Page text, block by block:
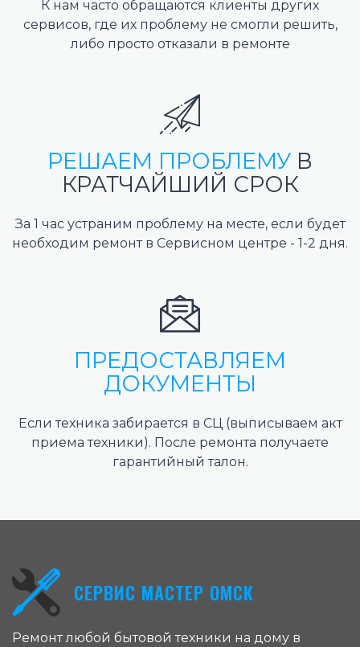
К нам часто обращаются клиенты других
сервисов, где их проблему не смогли решить,
либо просто отказали в ремонте
РЕШАЕМ ПРОБЛЕМУ В
КРАТЧАЙШИЙ СРОК
За 1 час устраним проблему на месте, если будет
необходим ремонт в Сервисном центре - 1-2 дня.
ПРЕДОСТАВЛЯЕМ
ДОКУМЕНТЫ
Если техника забирается в СЦ (выписываем акт
приема техники). После ремонта получаете
гарантийный талон.
СЕРВИС МАСТЕР ОМСК
Ремонт любой бытовой техники на дому в